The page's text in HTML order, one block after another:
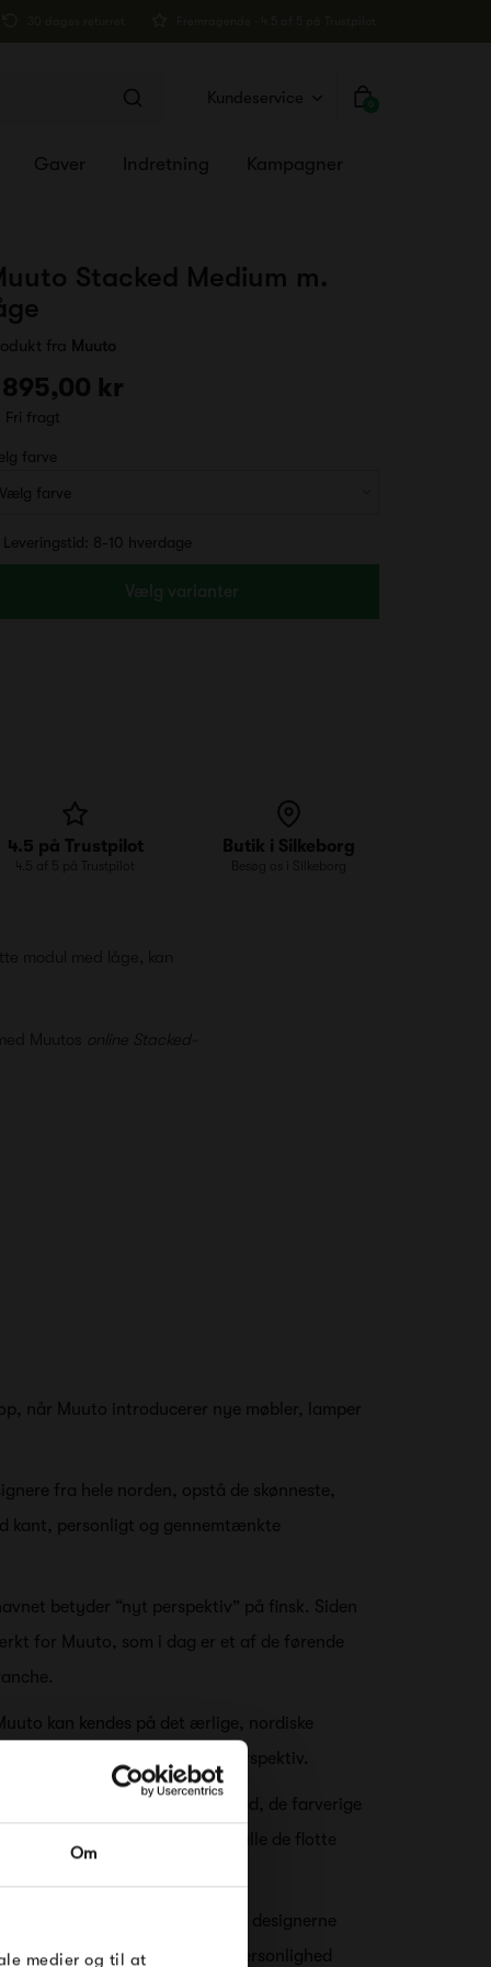
Om
medier og til at
0
Kundeservice
Gaver Indretning Kampagner
Stacked Medium m.
fra Muuto
895,00 kr
Fri fragt
farve
Leveringstid: 8-10 hverdage
Vælg varianter
4.5 på Trustpilot
4.5 af 5 på Trustpilot
Butik i Silkeborg
Besøg os i Silkeborg
modul med låge, kan
Muutos
online Stacked-
når Muuto introducerer nye møbler, lamper
fra hele norden, opstå de skønneste,
kant, personligt og gennemtænkte
betyder “nyt perspektiv” på finsk. Siden
for Muuto, som i dag er et af de førende
kan kendes på det ærlige, nordiske
massere af træ - og ja, nyt perspektiv.
fra Muuto er reolen Stacked, de farverige
og ikke mindst alle de flotte
er innovative, hvilket gør, at designerne
Derfor kan designerens personlighed